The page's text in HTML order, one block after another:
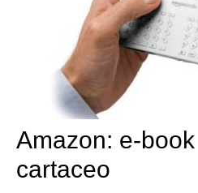
Amazon­: e-
cartaceo